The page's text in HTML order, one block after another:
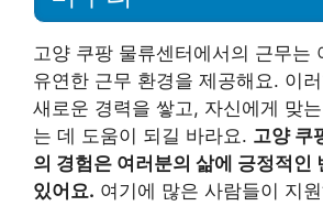
고양 쿠팡 물류센터에서의 근무는
유연한 근무 환경을 제공해요. 이
새로운 경력을 쌓고, 자신에게 맞
는 데 도움이 되길 바라요. 고양 쿠
의 경험은 여러분의 삶에 긍정적인
있어요. 여기에 많은 사람들이 지